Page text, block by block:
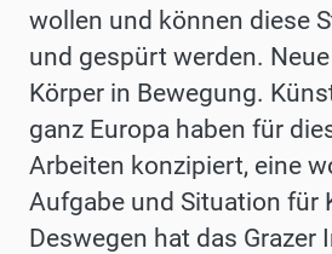
wollen und können diese
und gespürt werden.
Körper in Bewegung.
ganz Europa haben für
Arbeiten konzipiert, eine
Aufgabe und Situation für
Deswegen hat das Grazer